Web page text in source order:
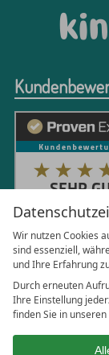
Wir nutzen Cookies
sind essenziell,
und Ihre Erfahrung
Durch erneuten
Ihre Einstellung
finden Sie in